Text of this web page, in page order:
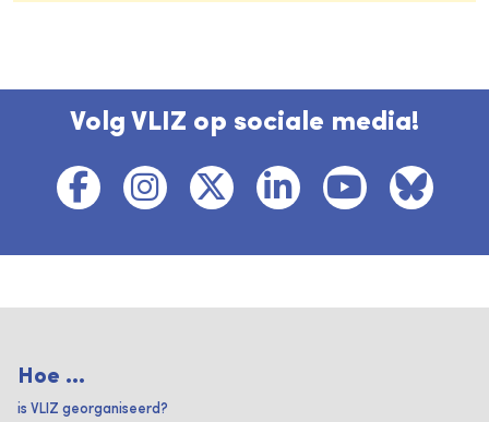
Volg VLIZ op sociale media!
Hoe ...
is VLIZ georganiseerd?